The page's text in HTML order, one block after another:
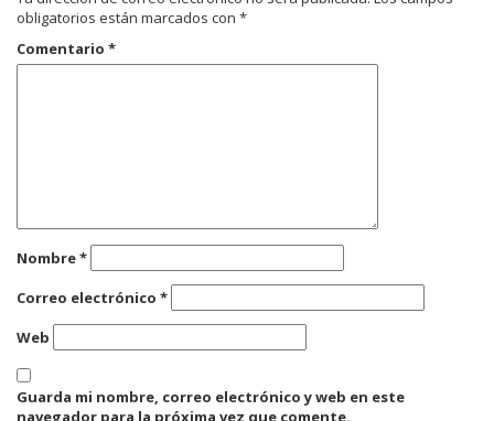
obligatorios están marcados con *
Comentario *
Nombre*
Correo electrónico *
Web
Guarda mi nombre, correo electrónico y web en este
navegador para la próxima vez que comente.